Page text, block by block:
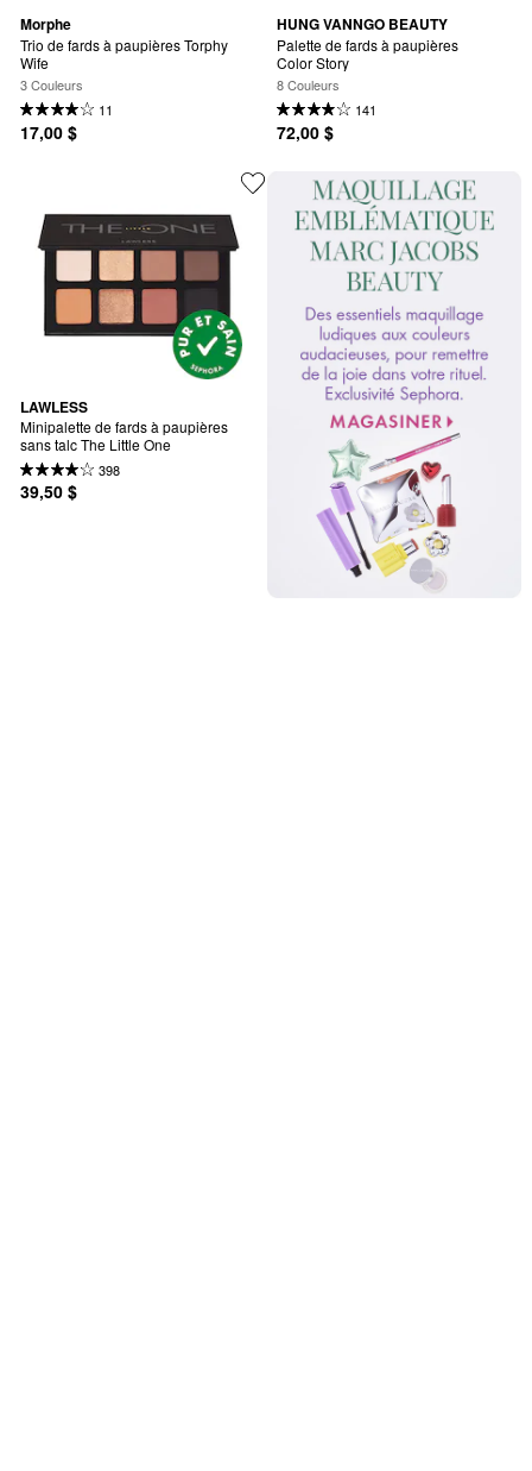
Morphe
Trio de fards à paupières Torphy
Wife
3 Couleurs
11
17,00 $
HUNG VANNGO BEAUTY
Palette de fards à paupières
Color Story
8 Couleurs
141
72,00 $
LAWLESS
Minipalette de fards à paupières
sans talc The Little One
398
39,50 $